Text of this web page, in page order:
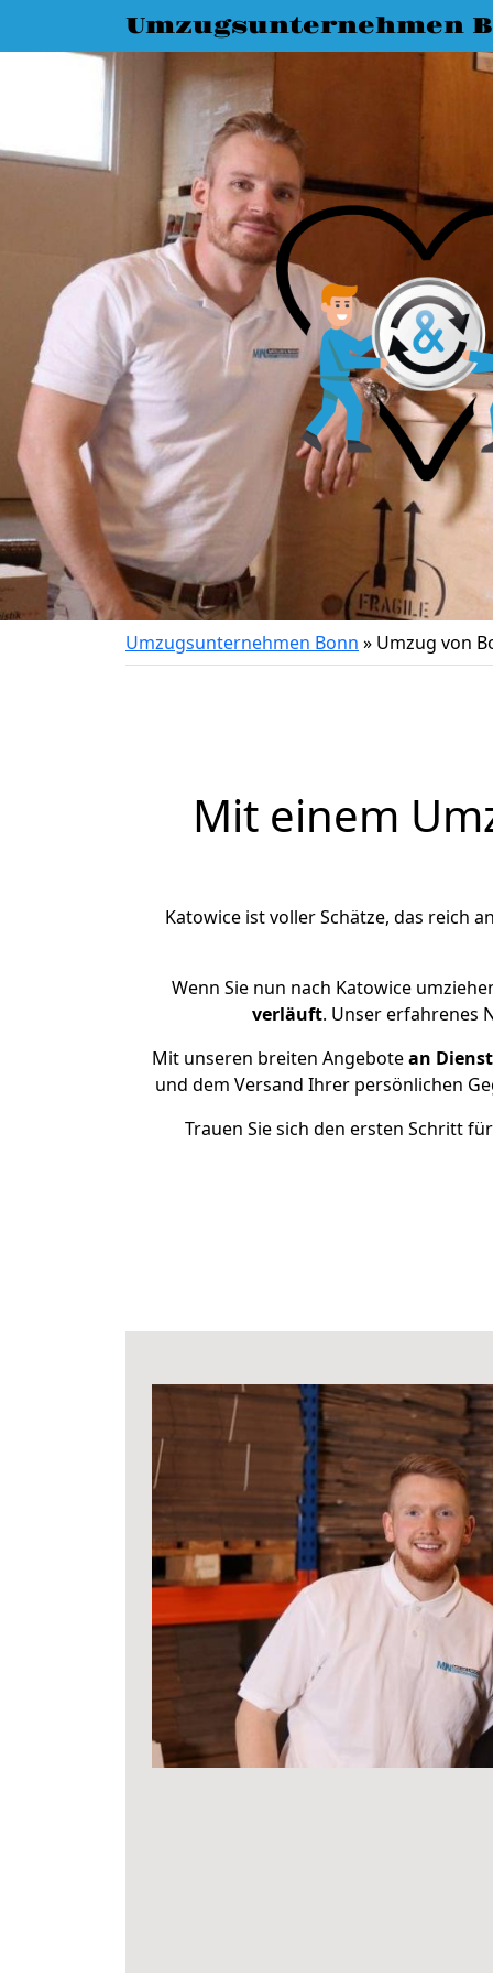
Umzugsunternehmen
Umzugsunternehmen Bonn » Umzug von
Mit einem
Katowice ist voller Schätze, das reich
Wenn Sie nun nach Katowice
verläuft. Unser erfahrenes
Mit unseren breiten Angebotean
und dem Versand Ihrer persönlichen
Trauen Sie sich den ersten Schritt